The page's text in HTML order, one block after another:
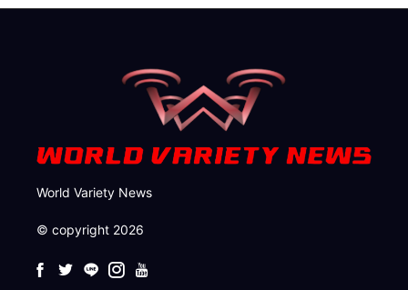
World Variety News
© copyright 2026